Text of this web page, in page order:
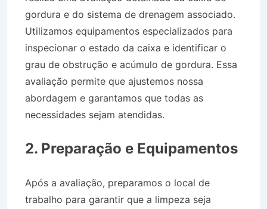
gordura e do sistema de drenagem associado.
Utilizamos equipamentos especializados para
inspecionar o estado da caixa e identificar o
grau de obstrução e acúmulo de gordura. Essa
avaliação permite que ajustemos nossa
abordagem e garantamos que todas as
necessidades sejam atendidas.
2. Preparação e Equipamentos
Após a avaliação, preparamos o local de
trabalho para garantir que a limpeza seja